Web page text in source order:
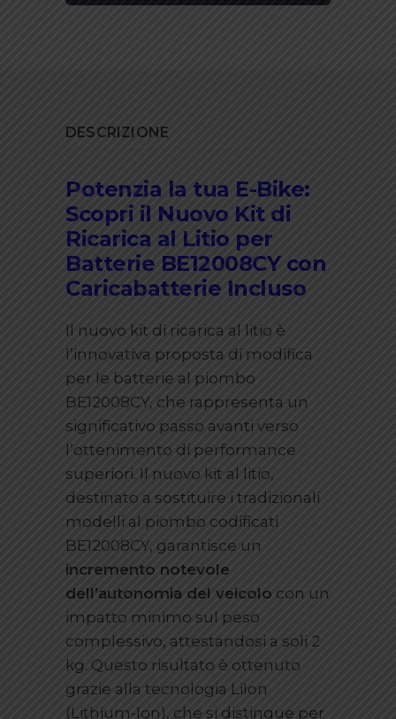
DESCRIZIONE
Potenzia la tua E-Bike:
Scopri il Nuovo Kit di
Ricarica al Litio per
Batterie BE12008CY con
Caricabatterie Incluso
Il nuovo kit di ricarica al litio è
l’innovativa proposta di modifica
per le batterie al piombo
BE12008CY, che rappresenta un
significativo passo avanti verso
l’ottenimento di performance
superiori. Il nuovo kit al litio,
destinato a sostituire i tradizionali
modelli al piombo codificati
BE12008CY, garantisce un
incremento notevole
dell’autonomia del veicolo con un
impatto minimo sul peso
complessivo, attestandosi a soli 2
kg. Questo risultato è ottenuto
grazie alla tecnologia LiIon
(Lithium-Ion), che si distingue per